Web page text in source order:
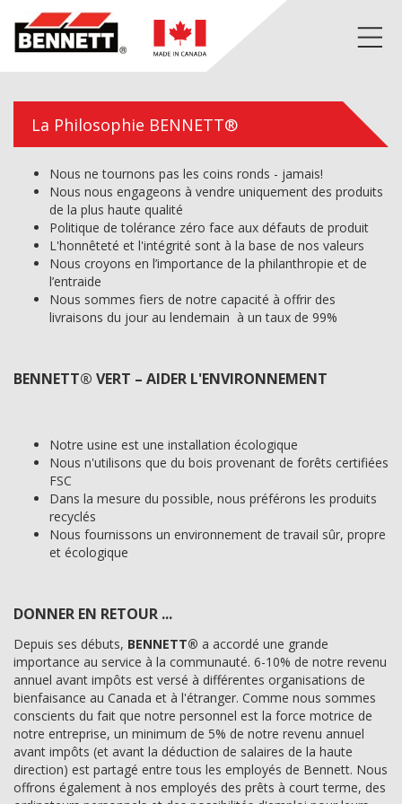
La Philosophie BENNETT®
Nous ne tournons pas les coins ronds - jamais!
Nous nous engageons à vendre uniquement des produits
de la plus haute qualité
Politique de tolérance zéro face aux défauts de produit
L'honnêteté et l'intégrité sont à la base de nos valeurs
Nous croyons en l’importance de la philanthropie et de
l’entraide
Nous sommes fiers de notre capacité à offrir des
livraisons du jour au lendemain à un taux de 99%
BENNETT® VERT – AIDER L'ENVIRONNEMENT
Notre usine est une installation écologique
Nous n'utilisons que du bois provenant de forêts certifiées
FSC
Dans la mesure du possible, nous préférons les produits
recyclés
Nous fournissons un environnement de travail sûr, propre
et écologique
DONNER EN RETOUR ...
Depuis ses débuts, BENNETT® a accordé une grande
importance au service à la communauté. 6-10% de notre revenu
annuel avant impôts est versé à différentes organisations de
bienfaisance au Canada et à l'étranger. Comme nous sommes
conscients du fait que notre personnel est la force motrice de
notre entreprise, un minimum de 5% de notre revenu annuel
avant impôts (et avant la déduction de salaires de la haute
direction) est partagé entre tous les employés de Bennett. Nous
offrons également à nos employés des prêts à court terme, des